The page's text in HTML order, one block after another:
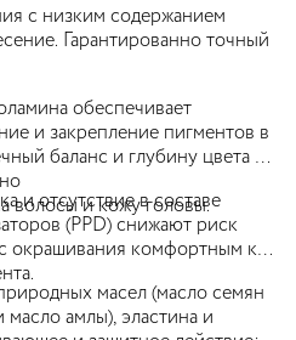
с низким содержанием
Гарантированно точный
обеспечивает
и закрепление пигментов в
баланс и глубину цвета по
волосы и кожу головы.
и отсутствие в составе
(PPD) снижают риск
окрашивания комфортным как
масел (масло семян
амлы), эластина и